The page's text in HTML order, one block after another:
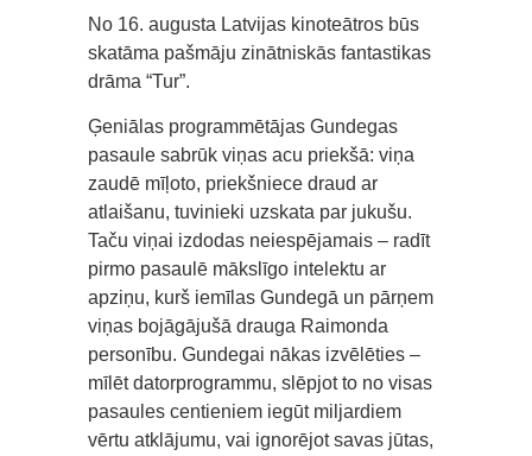
No 16. augusta Latvijas kinoteātros būs
skatāma pašmāju zinātniskās fantastikas
drāma “Tur”.
Ģeniālas programmētājas Gundegas
pasaule sabrūk viņas acu priekšā: viņa
zaudē mīļoto, priekšniece draud ar
atlaišanu, tuvinieki uzskata par jukušu.
Taču viņai izdodas neiespējamais – radīt
pirmo pasaulē mākslīgo intelektu ar
apziņu, kurš iemīlas Gundegā un pārņem
viņas bojāgājušā drauga Raimonda
personību. Gundegai nākas izvēlēties –
mīlēt datorprogrammu, slēpjot to no visas
pasaules centieniem iegūt miljardiem
vērtu atklājumu, vai ignorējot savas jūtas,